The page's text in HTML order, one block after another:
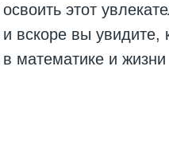
освоить этот
и вскоре вы увидите,
в математике и